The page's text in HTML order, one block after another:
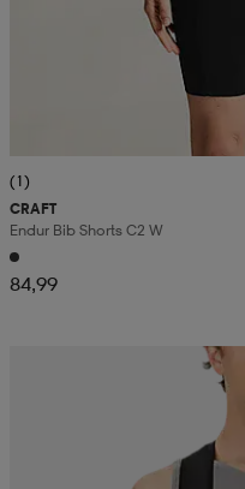
(1)
CRAFT
Endur Bib Shorts C2 W
84,99